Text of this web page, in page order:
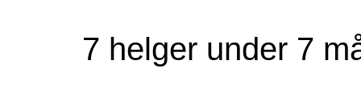
7 helger under 7